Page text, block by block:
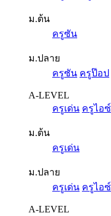
ม.ต้น
ครูซัน
ม.ปลาย
ครูซัน ครูป๊อป
A-LEVEL
ครูเด่น ครูไอซ์
ม.ต้น
ครูเด่น
ม.ปลาย
ครูเด่น ครูไอซ์
A-LEVEL